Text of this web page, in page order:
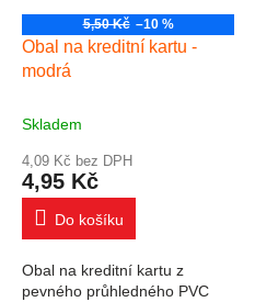
5,50 Kč –10 %
Obal na kreditní kartu -
modrá
Skladem
4,09 Kč bez DPH
4,95 Kč
Do košíku
Obal na kreditní kartu z
pevného průhledného PVC